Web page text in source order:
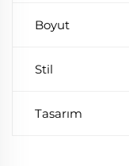
Boyut
Stil
Tasarım